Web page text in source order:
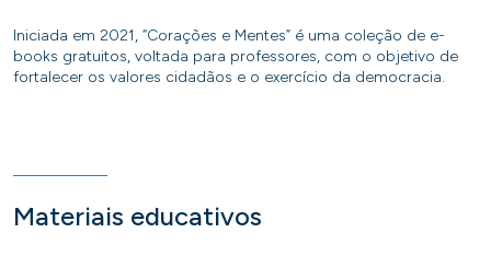
Iniciada em 2021, “Corações e Mentes” é uma coleção de e-
books gratuitos, voltada para professores, com o objetivo de
fortalecer os valores cidadãos e o exercício da democracia.
Materiais educativos